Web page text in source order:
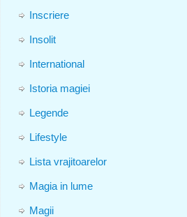
Inscriere
Insolit
International
Istoria magiei
Legende
Lifestyle
Lista vrajitoarelor
Magia in lume
Magii